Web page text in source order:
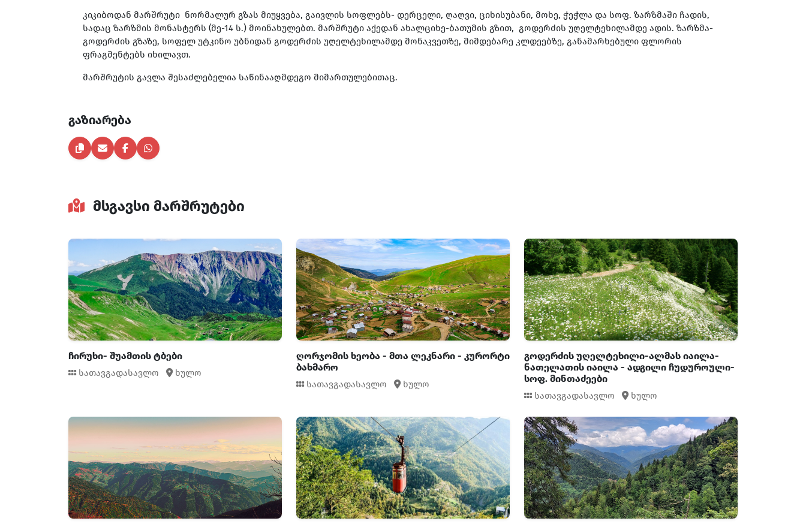
კიკიბოდან მარშრუტი ნორმალურ გზას მიუყვება, გაივლის სოფლებს- დერცელი, ღაღვი, ციხისუბანი, მოხე, ჭეჭლა და სოფ. ზარზმაში ჩადის,
სადაც ზარზმის მონასტერს (მე-14 ს.) მოინახულებთ. მარშრუტი აქედან ახალციხე-ბათუმის გზით, გოდერძის უღელტეხილამდე ადის. ზარზმა-
გოდერძის გზაზე, სოფელ უტკინო უბნიდან გოდერძის უღელტეხილამდე მონაკვეთზე, მიმდებარე კლდეებზე, განამარხებული ფლორის
ფრაგმენტებს იხილავთ.
მარშრუტის გავლა შესაძლებელია საწინააღმდეგო მიმართულებითაც.
გაზიარება
მსგავსი მარშრუტები
ჩირუხი- შუამთის ტბები
სათავგადასავლო ხულო
ღორჯომის ხეობა - მთა ლეკნარი - კურორტი
ბახმარო
სათავგადასავლო ხულო
გოდერძის უღელტეხილი-ალმას იაილა-
ნათელათის იაილა - ადგილი ჩუდუროული-
სოფ. მინთაძეები
სათავგადასავლო ხულო